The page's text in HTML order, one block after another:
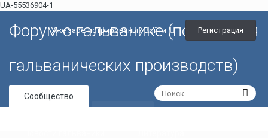
UA-55536904-1
Форум о гальванике (портал для
гальванических производств)
Уже зарегистрированы? Войти Регистрация
Сообщество